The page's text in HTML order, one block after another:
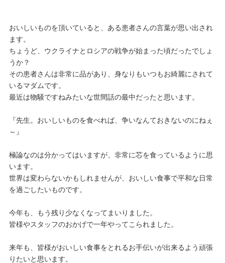
おいしいものを頂いていると、ある患者さんの言葉が思い出され
ます。
ちょうど、ウクライナとロシアの戦争が始まった頃だったでしょ
うか？
その患者さんは非常に品があり、身なりもいつもお綺麗にされて
いるマダムです。
最近は物騒ですねみたいな世間話の最中だったと思います。
『先生。おいしいものを食べれば、争いなんておきないのにねぇ
～』
極論なのは分かってはいますが、非常に芯を食っているように思
います。
世界は変わらないかもしれませんが、おいしい食事で平和な日常
を過ごしたいものです。
今年も、もう残り少なくなってまいりました。
皆様やスタッフのおかげで一年やってこられました。
来年も、皆様がおいしい食事をとれるお手伝いが出来るよう頑張
りたいと思います。